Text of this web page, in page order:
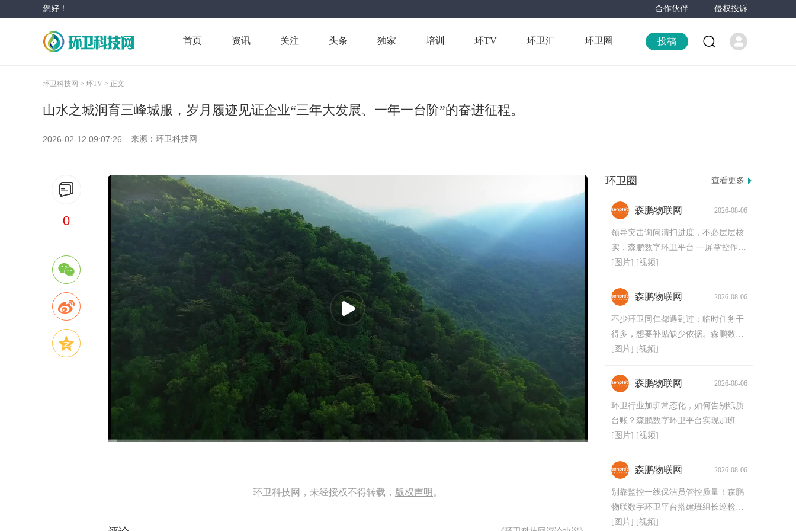
您好！ 合作伙伴 侵权投诉
投稿
首页 资讯 关注 头条 独家 培训 环TV 环卫汇 环卫圈
环卫科技网 > 环TV > 正文
山水之城润育三峰城服，岁月履迹见证企业“三年大发展、一年一台阶”的奋进征程。
2026-02-12 09:07:26 来源：环卫科技网
0
环卫圈 查看更多
森鹏物联网 2026-08-06
领导突击询问清扫进度，不必层层核
实，森鹏数字环卫平台 一屏掌控作业
实况！
[图片] [视频]
森鹏物联网 2026-08-06
不少环卫同仁都遇到过：临时任务干
得多，想要补贴缺少依据。森鹏数字
环卫平台实现数字化任务管理，让每
[图片] [视频]
森鹏物联网 2026-08-06
环卫行业加班常态化，如何告别纸质
台账？森鹏数字环卫平台实现加班全
程留痕可查，堵住成本漏洞，科学减
[图片] [视频]
森鹏物联网 2026-08-06
别靠监控一线保洁员管控质量！森鹏
物联数字环卫平台搭建班组长巡检闭
环，抓住管理核心，实现人工扫保精
[图片] [视频]
环卫科技网，未经授权不得转载， 版权声明 。